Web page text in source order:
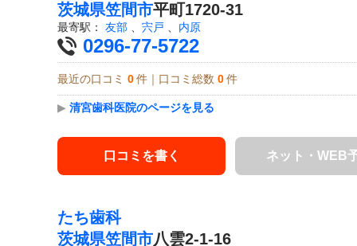
茨城県笠間市平町1720-31
最寄駅： 友部 、 宍戸 、 内原
0296-77-5722
最近の口コミ 0 件｜口コミ総数 0 件
▶ 清宮歯科医院のページを見る
口コミを書く ネット・WEB
たち歯科
茨城県笠間市八雲2-1-16